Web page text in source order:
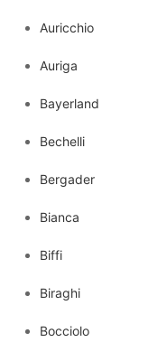
Auricchio
Auriga
Bayerland
Bechelli
Bergader
Bianca
Biffi
Biraghi
Bocciolo